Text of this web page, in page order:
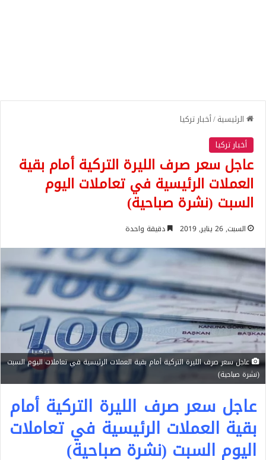
الرئيسية/أخبار تركيا
أخبار تركيا
عاجل سعر صرف الليرة التركية أمام بقية
العملات الرئيسية في تعاملات اليوم
السبت (نشرة صباحية)
السبت, 26 يناير, 2019 دقيقة واحدة
عاجل سعر صرف الليرة التركية أمام بقية العملات الرئيسية في تعاملات اليوم السبت
(نشرة صباحية)
عاجل سعر صرف الليرة التركية أمام
بقية العملات الرئيسية في تعاملات
اليوم السبت (نشرة صباحية)